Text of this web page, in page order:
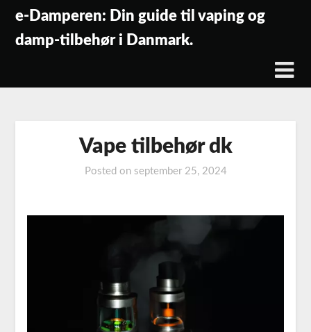
content
e-Damperen: Din guide til vaping og
damp-tilbehør i Danmark.
Vape tilbehør dk
Posted on september 25, 2024